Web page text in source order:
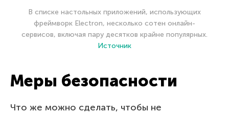
В списке настольных приложений, использующих
фреймворк Electron, несколько сотен онлайн-
сервисов, включая пару десятков крайне популярных.
Источник
Меры безопасности
Что же можно сделать, чтобы не